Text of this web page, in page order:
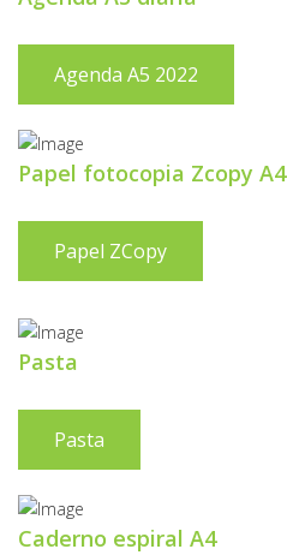
Agenda A5 2022
Papel fotocopia Zcopy A4
Papel ZCopy
Pasta
Pasta
Caderno espiral A4